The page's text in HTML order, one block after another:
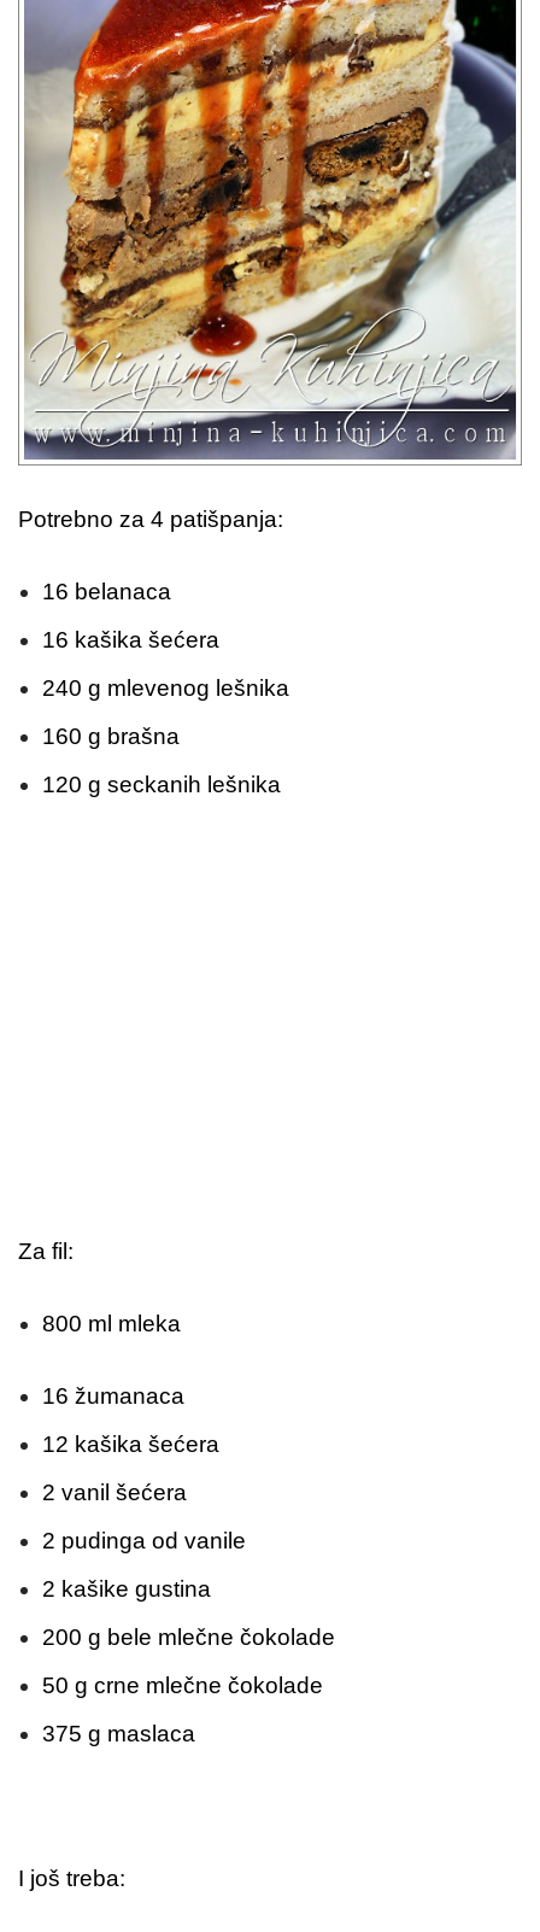
Potrebno za 4 patišpanja:
16 belanaca
16 kašika šećera
240 g mlevenog lešnika
160 g brašna
120 g seckanih lešnika
Za fil:
800 ml mleka
16 žumanaca
12 kašika šećera
2 vanil šećera
2 pudinga od vanile
2 kašike gustina
200 g bele mlečne čokolade
50 g crne mlečne čokolade
375 g maslaca
I još treba: